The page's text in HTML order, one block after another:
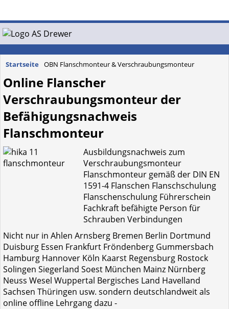
Startseite OBN Flanschmonteur & Verschraubungsmonteur
Online Flanscher
Verschraubungsmonteur der
Befähigungsnachweis
Flanschmonteur
Ausbildungsnachweis zum
Verschraubungsmonteur
Flanschmonteur gemäß der DIN EN
1591-4 Flanschen Flanschschulung
Flanschenschulung Führerschein
Fachkraft befähigte Person für
Schrauben Verbindungen
Nicht nur in Ahlen Arnsberg Bremen Berlin Dortmund
Duisburg Essen Frankfurt Fröndenberg Gummersbach
Hamburg Hannover Köln Kaarst Regensburg Rostock
Solingen Siegerland Soest München Mainz Nürnberg
Neuss Wesel Wuppertal Bergisches Land Havelland
Sachsen Thüringen usw. sondern deutschlandweit als
online offline Lehrgang dazu -